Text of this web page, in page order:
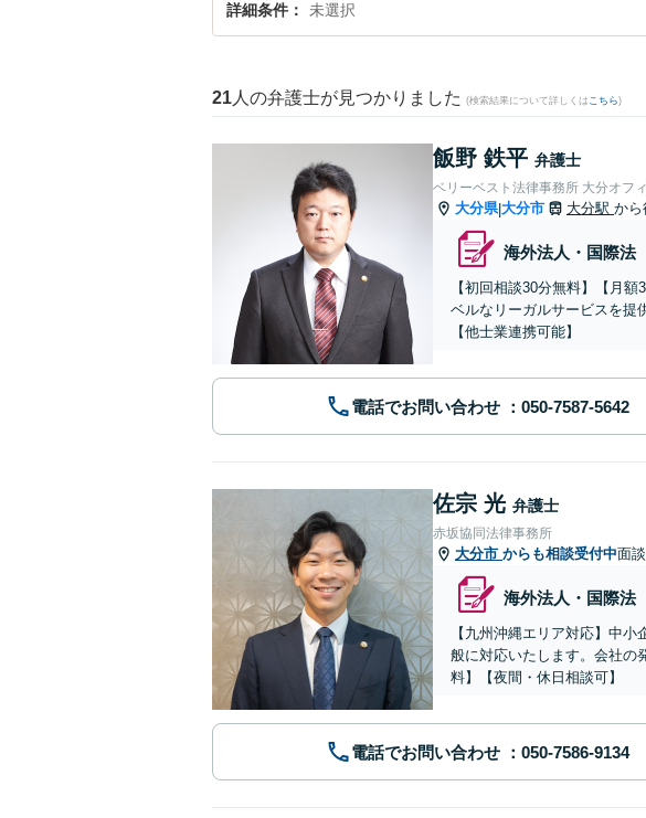
詳細条件 未選択
21 人の弁護士が見つかりました (検索結果について詳しくは こちら)
飯野 鉄平 弁護士
ベリーベスト法律事務所 大分オフ
大分県|大分市 大分駅 から
海外法人・国際法
【初回相談30分無料】【月
ベルなリーガルサービスを提
【他士業連携可能】
電話でお問い合わせ
佐宗 光 弁護士
赤坂協同法律事務所
大分市 からも相談受付中面
海外法人・国際法
【九州沖縄エリア対応】中
般に対応いたします。会社の
料】【夜間・休日相談可】
電話でお問い合わせ